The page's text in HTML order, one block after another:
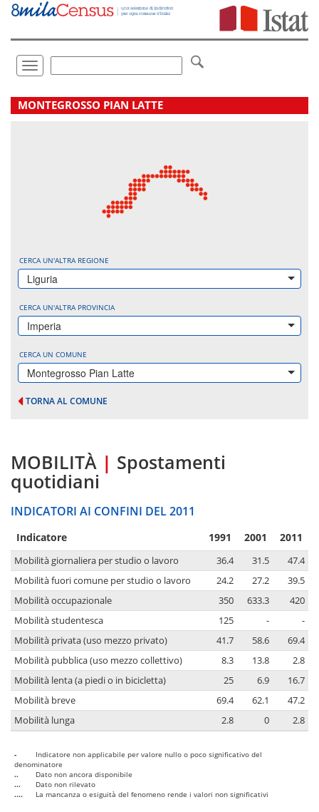
Vai
direttamente
Toggle
navigation
.
MONTEGROSSO PIAN LATTE
CERCA UN'ALTRA REGIONE
Liguria
CERCA UN'ALTRA PROVINCIA
Imperia
CERCA UN COMUNE
Montegrosso Pian Latte
TORNA AL COMUNE
MOBILITÀ | Spostamenti
quotidiani
INDICATORI AI CONFINI DEL 2011
Indicatore 1991 2001 2011
Mobilità giornaliera per studio o lavoro 36.4 31.5
47.4
Mobilità fuori comune per studio o lavoro
24.2 27.2
39.5
Mobilità occupazionale
350 633.3
420
Mobilità studentesca
125 -
-
Mobilità privata (uso mezzo privato)
41.7 58.6
69.4
Mobilità pubblica (uso mezzo collettivo)
8.3 13.8
2.8
Mobilità lenta (a piedi o in bicicletta)
25 6.9
16.7
Mobilità breve
69.4 62.1
47.2
Mobilità lunga
2.8 0 2.8
-
Indicatore non applicabile per valore nullo o poco significativo del
denominatore
..
Dato non ancora disponibile
...
Dato non rilevato
....
La mancanza o esiguità del fenomeno rende i valori non significativi